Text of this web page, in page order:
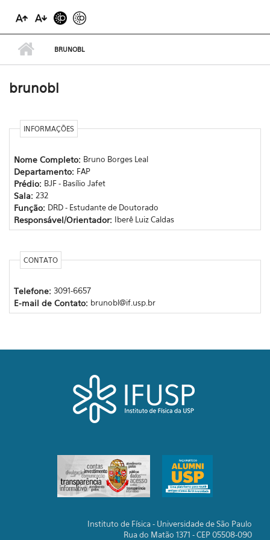
BRUNOBL
brunobl
INFORMAÇÕES
Nome Completo: Bruno Borges Leal
Departamento: FAP
Prédio: BJF - Basílio Jafet
Sala: 232
Função: DRD - Estudante de Doutorado
Responsável/Orientador: Iberê Luiz Caldas
CONTATO
Telefone: 3091-6657
E-mail de Contato: brunobl@if.usp.br
Instituto de Física - Universidade de São Paulo
Rua do Matão 1371 - CEP 05508-090